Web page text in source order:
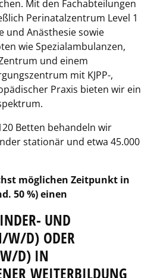
Mit den Fachabteilungen
Perinatalzentrum Level 1
und Anästhesie sowie
wie Spezialambulanzen,
und einem
mit KJPP-,
Praxis bieten wir ein
Betten behandeln wir
stationär und etwa 45.000
möglichen Zeitpunkt in
50 %) einen
UND
W/D) ODER
D) IN
WEITERBILDUNG